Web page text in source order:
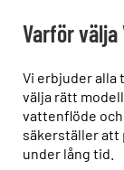
Varför välja
Vi erbjuder alla
välja rätt
vattenflöde
säkerställer
under lång tid.